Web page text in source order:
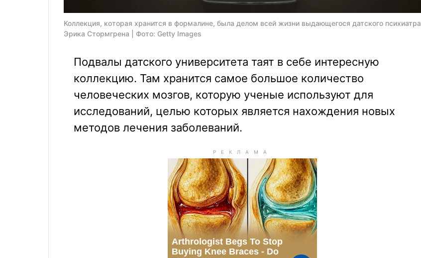
Коллекция, которая хранится в формалине, была делом всей жизни выдающегося датского психиатра
Эрика Стормгрена | Фото: Getty Images
Подвалы датского университета таят в себе интересную
коллекцию. Там хранится самое большое количество
человеческих мозгов, которую ученые используют для
исследований, целью которых является нахождения новых
методов лечения заболеваний.